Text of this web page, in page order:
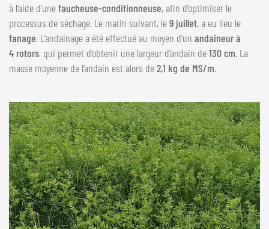
à l’aide d’unefaucheuse-conditionneuse, afin d’optimiser le
processus de séchage. Le matin suivant, le9 juillet, a eu lieu le
fanage. L’andainage a été effectué au moyen d’un andaineur à
4 rotors, qui permet d’obtenir une largeur d’andain de130 cm. La
masse moyenne de l’andain est alors de2,1 kg de MS/m.